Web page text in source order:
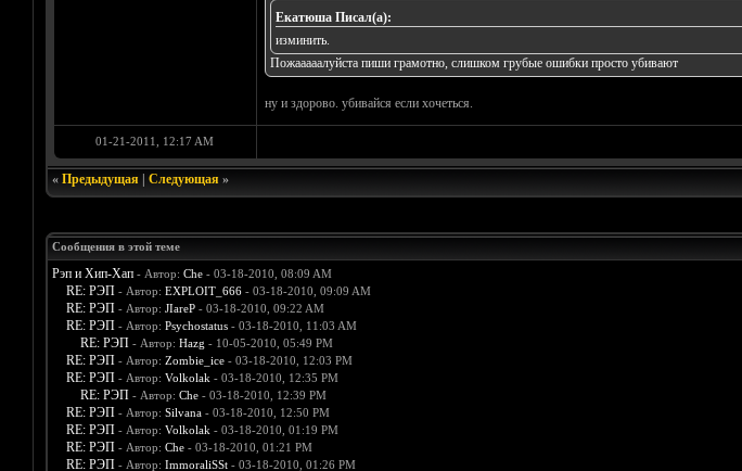
Екатюша Писал(а):
изминить.
Пожааааалуйста пиши грамотно, слишком грубые ошибки просто убивают
ну и здорово. убивайся если хочеться.
01-21-2011, 12:17 AM
« Предыдущая| Следующая»
Сообщения в этой теме
Рэп и Хип-Хап - Автор: Che- 03-18-2010, 08:09 AM
RE: РЭП - Автор: EXPLOIT_666- 03-18-2010, 09:09 AM
RE: РЭП - Автор: JIareP- 03-18-2010, 09:22 AM
RE: РЭП - Автор: Psychostatus- 03-18-2010, 11:03 AM
RE: РЭП - Автор: Hazg - 10-05-2010, 05:49 PM
RE: РЭП - Автор: Zombie_ice- 03-18-2010, 12:03 PM
RE: РЭП - Автор: Volkolak - 03-18-2010, 12:35 PM
RE: РЭП - Автор: Che- 03-18-2010, 12:39 PM
RE: РЭП - Автор: Silvana- 03-18-2010, 12:50 PM
RE: РЭП - Автор: Volkolak - 03-18-2010, 01:19 PM
RE: РЭП - Автор: Che- 03-18-2010, 01:21 PM
RE: РЭП - Автор: ImmoraliSSt- 03-18-2010, 01:26 PM